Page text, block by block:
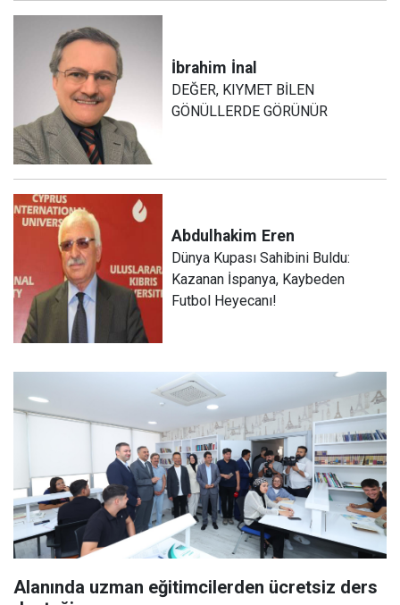
İbrahim İnal
DEĞER, KIYMET BİLEN
GÖNÜLLERDE GÖRÜNÜR
Abdulhakim Eren
Dünya Kupası Sahibini Buldu:
Kazanan İspanya, Kaybeden
Futbol Heyecanı!
Alanında uzman eğitimcilerden ücretsiz ders